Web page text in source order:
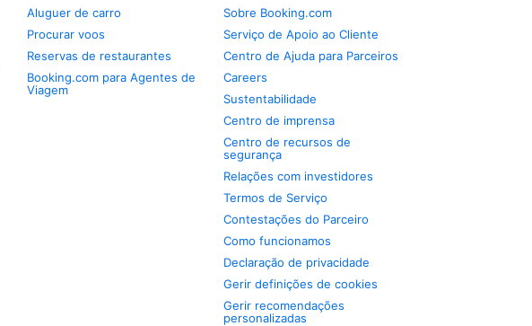
Aluguer de carro
Procurar voos
Reservas de restaurantes
Booking.com para Agentes de
Viagem
Sobre Booking.com
Serviço de Apoio ao Cliente
Centro de Ajuda para Parceiros
Careers
Sustentabilidade
Centro de imprensa
Centro de recursos de
segurança
Relações com investidores
Termos de Serviço
Contestações do Parceiro
Como funcionamos
Declaração de privacidade
Gerir definições de cookies
Gerir recomendações
personalizadas